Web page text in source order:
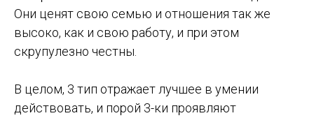
Они ценят свою семью и отношения так же
высоко, как и свою работу, и при этом
скрупулезно честны.
В целом, 3 тип отражает лучшее в умении
действовать, и порой 3-ки проявляют